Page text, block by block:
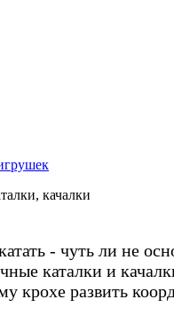
качалки
- чуть ли не
каталки и
крохе развить